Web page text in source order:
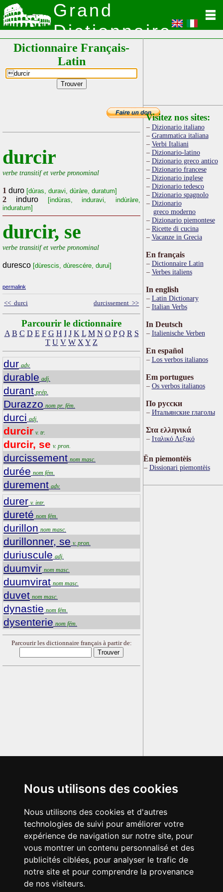
Nous utilisons des cookies
Nous utilisons des cookies et d'autres
technologies de suivi pour améliorer votre
expérience de navigation sur notre site, pour
vous montrer un contenu personnalisé et des
publicités ciblées, pour analyser le trafic de
notre site et pour comprendre la provenance
de nos visiteurs.
Grand
Dictionnaire
Latin
Dictionnaire Français-
Latin
durcir
verbe transitif et verbe pronominal
1 duro [dùras, duravi, dùràre, duratum]
2 induro
[indùras, induravi, indùràre,
induratum]
durcir, se
verbe transitif et verbe pronominal
duresco [dùrescis, dùrescére, durui]
permalink
<< durci durcissement >>
Parcourir le dictionnaire
A B C D E F G H I J K L M N O P Q R S
T U V W X Y Z
dur adv.
durable adj.
durant prép.
Durazzo nom pr. fém.
durci adj.
durcir v. tr.
durcir, se v. pron.
durcissement nom masc.
durée nom fém.
durement adv.
durer v. intr.
dureté nom fém.
durillon nom masc.
durillonner, se v. pron.
duriuscule adj.
duumvir nom masc.
duumvirat nom masc.
duvet nom masc.
dynastie nom fém.
dysenterie nom fém.
Parcourir les dictionnaire français à partir de:
Visitez nos sites:
Dizionario italiano
Grammatica italiana
Verbi Italiani
Dizionario-latino
Dizionario greco antico
Dizionario francese
Dizionario inglese
Dizionario tedesco
Dizionario spagnolo
Dizionario
greco moderno
Dizionario piemontese
Ricette di cucina
Vacanze in Grecia
En français
Dictionnaire Latin
Verbes italiens
In english
Latin Dictionary
Italian Verbs
In Deutsch
Italienische Verben
En español
Los verbos italianos
Em portugues
Os verbos italianos
По русски
Итальянские глаголы
Στα ελληνικά
Ιταλικό Λεξικό
Ën piemontèis
Dissionari piemontèis